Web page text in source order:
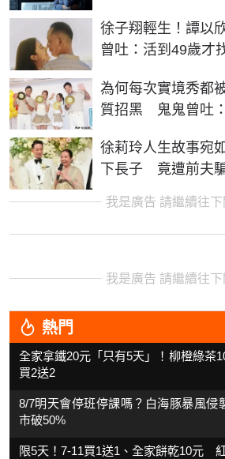
徐子翔輕生！譚以
曾吐：活到49歲才
為何每次實境秀都
質招黑 鬼鬼曾吐
徐莉玲人生故事宛
下長子 竟遭前夫
我是廣告 請繼續往下
我是廣告 請繼續往下
熱門
全家拿鐵20元「只有5天」！柳橙綠
買2送2
8/7明天會停班停課嗎？白海豚暴風
市破50%
限5天！7-11買1送1、全家餅乾10元